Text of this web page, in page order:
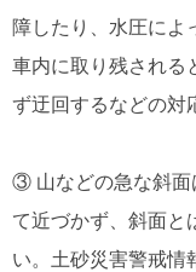
障したり、水圧によ
車内に取り残される
ず迂回するなどの対
③ 山などの急な斜面
て近づかず、斜面と
い。土砂災害警戒情